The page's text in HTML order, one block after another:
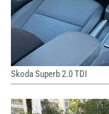
Skoda Superb 2.0 TDI